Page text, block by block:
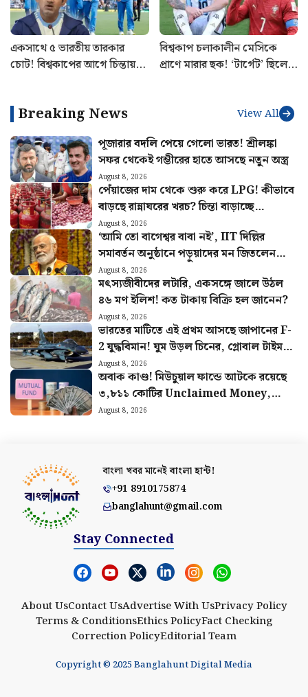
একসাথে ৫ ভারতীয় তারকার
চোট! বিশ্বকাপের আগে চিন্তায়
বিশ্বকাপ চলাকালীন মেসিকে
প্রাণে মারার ছক! ‘টার্গেট’ ছিলেন
Breaking News View All
পূজারার বদলি পেয়ে গেলো ভারত! শ্রীলঙ্কা
সফর থেকেই গম্ভীরের হাতে আসছে নতুন অস্ত্র
August 8, 2026
পেঁয়াজের দাম থেকে শুরু করে LPG! কীভাবে
বাড়ছে রান্নাঘরের খরচ? চিন্তা বাড়াচ্ছে
পরিসংখ্যান
August 8, 2026
‘আমি তো বাগেশ্বর বাবা নই’, IIT দিল্লির
সমাবর্তন অনুষ্ঠানে পড়ুয়াদের মন জিতলেন
মোদী, দিলেন বিশেষ বার্তা
August 8, 2026
মৎস্যজীবীদের লটারি, একসঙ্গে জালে উঠল
৪৬ মণ ইলিশ! কত টাকায় বিক্রি হল জানেন?
August 8, 2026
ভারতের মাটিতে এই প্রথম আসছে জাপানের F-
2 যুদ্ধবিমান! ঘুম উড়ল চিনের, গ্লোবাল টাইমস
করল সতর্ক
August 8, 2026
অবাক কাণ্ড! মিউচুয়াল ফান্ডে আটকে রয়েছে
৩,৮১১ কোটির Unclaimed Money,
জানাল SEBI
August 8, 2026
বাংলা খবর মানেইবাংলা হান্ট!
+91 8910175874
banglahunt@gmail.com
Stay Connected
About UsContact UsAdvertise With UsPrivacy Policy
Terms & ConditionsEthics PolicyFact Checking
Correction PolicyEditorial Team
Copyright © 2025 Banglahunt Digital Media